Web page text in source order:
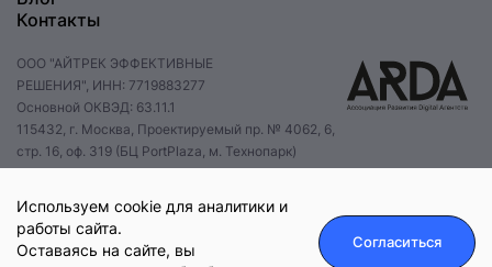
Контакты
ООО "АЙТРЕК ЭФФЕКТИВНЫЕ
РЕШЕНИЯ", ИНН: 7719883277
Основной ОКВЭД: 63.11.1
115432, г. Москва, Проектируемый пр. № 4062, 6,
стр. 16, оф. 319 (БЦ PortPlaza, м. Технопарк)
Используем cookie для аналитики и
работы сайта.
Оставаясь на сайте, вы
Согласиться